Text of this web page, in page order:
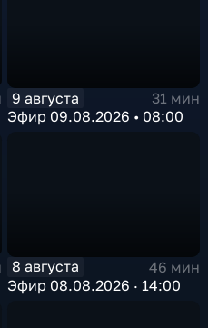
9 августа
31 мин
Эфир 09.08.2026 • 08:00
8 августа
46 мин
Эфир 08.08.2026 · 14:00